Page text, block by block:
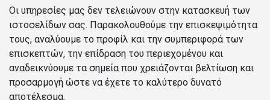
Οι υπηρεσίες μας δεν τελειώνουν στην κατασκευή των
ιστοσελίδων σας. Παρακολουθούμε την επισκεψιμότητα
τους, αναλύουμε το προφίλ και την συμπεριφορά των
επισκεπτών, την επίδραση του περιεχομένου και
αναδεικνύουμε τα σημεία που χρειάζονται βελτίωση και
προσαρμογή ώστε να έχετε το καλύτερο δυνατό
αποτέλεσμα.